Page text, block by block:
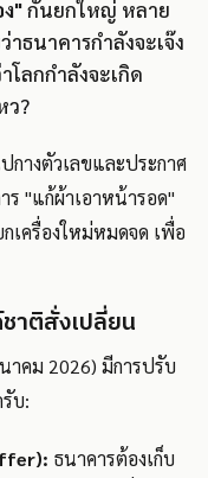
"กันยกใหญ่ หลาย
ธนาคารกำลังจะเจ๊ง
ลกกำลังจะเกิด
ว?
กางตัวเลขและประกาศ
ร "แก้ผ้าเอาหน้ารอด"
เครื่องใหม่หมดจด เพื่อ
าติสั่งเปลี่ยน
าคม 2026) มีการปรับ
บ:
ธนาคารต้องเก็บ